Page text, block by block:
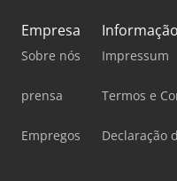
Empresa
Sobre nós
prensa
Empregos
Impressum
Termos e
Declaração